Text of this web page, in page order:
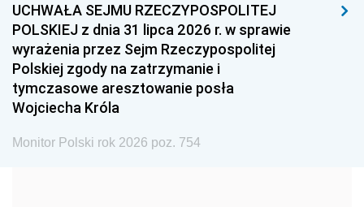
1996 1995 1994
1993 1992 1991
1990 1989
1987 1986
UCHWAŁA SEJMU RZECZYPOSPOLITEJ
POLSKIEJ z dnia 31 lipca 2026 r. w sprawie
wyrażenia przez Sejm Rzeczypospolitej
Polskiej zgody na zatrzymanie i
tymczasowe aresztowanie posła
Wojciecha Króla
Monitor Polski rok 2026 poz. 754